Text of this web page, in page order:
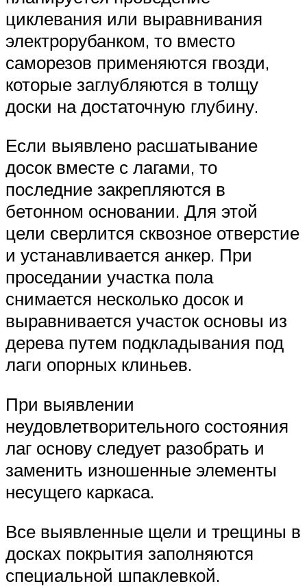
циклевания или выравнивания
электрорубанком, то вместо
саморезов применяются гвозди,
которые заглубляются в толщу
доски на достаточную глубину.
Если выявлено расшатывание
досок вместе с лагами, то
последние закрепляются в
бетонном основании. Для этой
цели сверлится сквозное отверстие
и устанавливается анкер. При
проседании участка пола
снимается несколько досок и
выравнивается участок основы из
дерева путем подкладывания под
лаги опорных клиньев.
При выявлении
неудовлетворительного состояния
лаг основу следует разобрать и
заменить изношенные элементы
несущего каркаса.
Все выявленные щели и трещины в
досках покрытия заполняются
специальной шпаклевкой.